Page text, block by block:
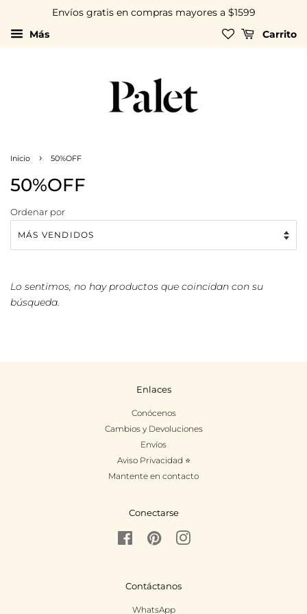
Envíos gratis en compras mayores a $1599
Más
Carrito
Inicio › 50%OFF
50%OFF
Ordenar por
Lo sentimos, no hay productos que coincidan con su
búsqueda.
Enlaces
Conócenos
Cambios y Devoluciones
Envíos
Aviso Privacidad ⭐
Mantente en contacto
Conectarse
FacebookPinterestInstagram
Contáctanos
WhatsApp